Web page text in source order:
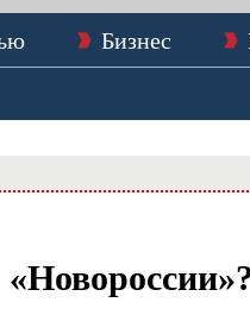
Бизнес